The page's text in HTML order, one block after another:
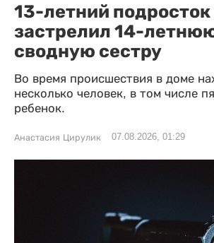
13-летний подросток
застрелил 14-
сводную сестру
Во время происшествия в доме
несколько человек, в том числе
ребенок.
Анастасия Цирулик 07.08.2026, 01:29